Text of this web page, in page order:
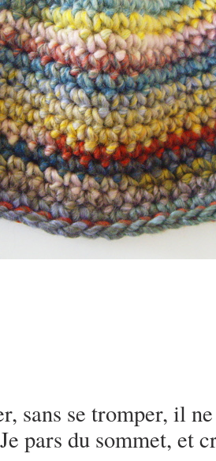
sans se tromper, il
pars du sommet, et